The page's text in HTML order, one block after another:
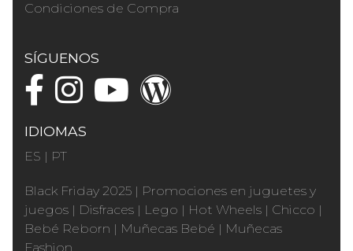
Condiciones de Compra
SÍGUENOS
IDIOMAS
ES | PT
Black Friday 2025 | Promociones en juguetes y
juegos | Disfraces | Lego | Hot Wheels | Chicco |
Bebé Reborn | Muñecas Bebé | Muñecas
Fashion